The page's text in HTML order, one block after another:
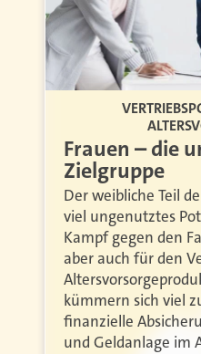
Frauen – die
Zielgruppe
Der weibliche Teil
viel ungenutztes
Kampf gegen den
aber auch für den
kümmern sich viel
finanzielle
und Geldanlage im